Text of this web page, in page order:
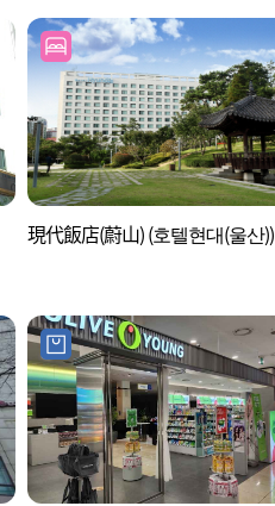
現代飯店(蔚山) (호텔현대(울산))